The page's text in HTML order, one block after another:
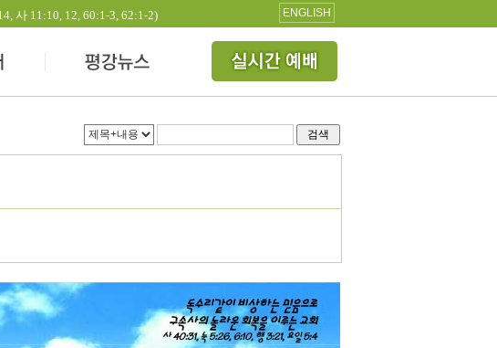
사 11:10, 12, 60:1-3, 62:1-2) ENGLISH
검색